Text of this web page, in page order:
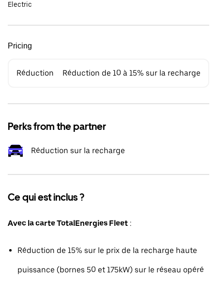
Electric
Pricing
Réduction Réduction de 10 à 15% sur la recharge
Perks from the partner
Réduction sur la recharge
Ce qui est inclus ?
Avec la carte TotalEnergies Fleet :
Réduction de 15% sur le prix de la recharge haute
puissance (bornes 50 et 175kW) sur le réseau opéré